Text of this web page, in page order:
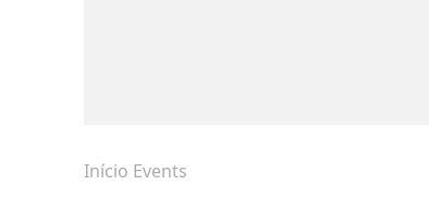
Início Events